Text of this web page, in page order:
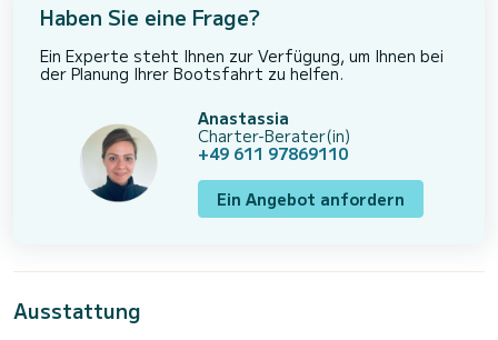
Haben Sie eine Frage?
Ein Experte steht Ihnen zur Verfügung, um Ihnen bei
der Planung Ihrer Bootsfahrt zu helfen.
Anastassia
Charter-Berater(in)
+49 611 97869110
Ein Angebot anfordern
Ausstattung